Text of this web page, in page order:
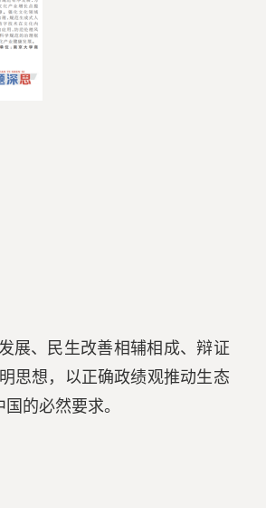
展、民生改善相辅相成、辩证
思想，以正确政绩观推动生态
的必然要求。